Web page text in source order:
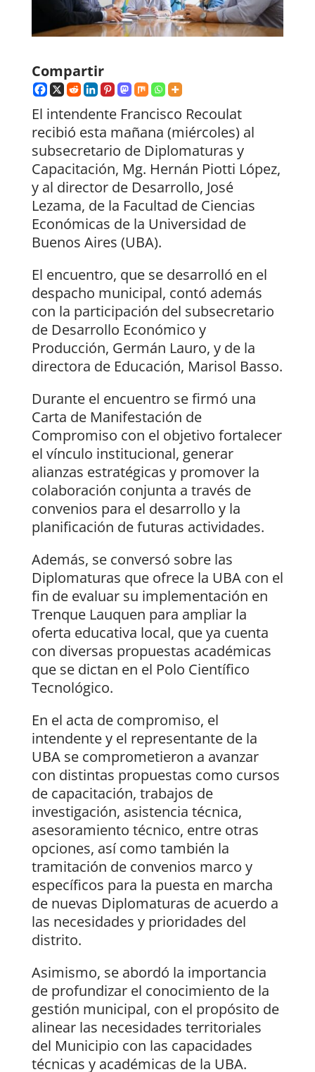
Compartir
El intendente Francisco Recoulat
recibió esta mañana (miércoles) al
subsecretario de Diplomaturas y
Capacitación, Mg. Hernán Piotti López,
y al director de Desarrollo, José
Lezama, de la Facultad de Ciencias
Económicas de la Universidad de
Buenos Aires (UBA).
El encuentro, que se desarrolló en el
despacho municipal, contó además
con la participación del subsecretario
de Desarrollo Económico y
Producción, Germán Lauro, y de la
directora de Educación, Marisol Basso.
Durante el encuentro se firmó una
Carta de Manifestación de
Compromiso con el objetivo fortalecer
el vínculo institucional, generar
alianzas estratégicas y promover la
colaboración conjunta a través de
convenios para el desarrollo y la
planificación de futuras actividades.
Además, se conversó sobre las
Diplomaturas que ofrece la UBA con el
fin de evaluar su implementación en
Trenque Lauquen para ampliar la
oferta educativa local, que ya cuenta
con diversas propuestas académicas
que se dictan en el Polo Científico
Tecnológico.
En el acta de compromiso, el
intendente y el representante de la
UBA se comprometieron a avanzar
con distintas propuestas como cursos
de capacitación, trabajos de
investigación, asistencia técnica,
asesoramiento técnico, entre otras
opciones, así como también la
tramitación de convenios marco y
específicos para la puesta en marcha
de nuevas Diplomaturas de acuerdo a
las necesidades y prioridades del
distrito.
Asimismo, se abordó la importancia
de profundizar el conocimiento de la
gestión municipal, con el propósito de
alinear las necesidades territoriales
del Municipio con las capacidades
técnicas y académicas de la UBA.